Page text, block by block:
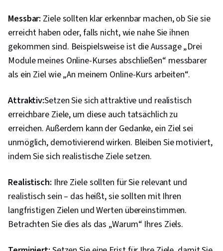
Proaktivität, Ethische Standards und
Verhaltensweisen, Beziehungsmanagement,
Strategische Partnerschaft, Selbst-
Bewusstsein, Organisatorische Struktur,
Organisatorische Effektivität, Analyse sozialer
Bildung von Gewohnheiten, Zielsetzung,
Emotionale Intelligenz, Konfliktmanagement,
Teamleitung, Gelassenheit, Stressbewältigung,
Deeskalationstechniken, Zusammenarbeit,
Produktivität
Messbar: Ziele sollten klar erkennbar machen, ob Sie sie
erreicht haben oder, falls nicht, wie nahe Sie ihnen
gekommen sind. Beispielsweise ist die Aussage „Drei
Module meines Online-Kurses abschließen“ messbarer
als ein Ziel wie „An meinem Online-Kurs arbeiten“.
Attraktiv:Setzen Sie sich attraktive und realistisch
erreichbare Ziele, um diese auch tatsächlich zu
erreichen. Außerdem kann der Gedanke, ein Ziel sei
unmöglich, demotivierend wirken. Bleiben Sie motiviert,
indem Sie sich realistische Ziele setzen.
Realistisch: Ihre Ziele sollten für Sie relevant und
realistisch sein – das heißt, sie sollten mit Ihren
langfristigen Zielen und Werten übereinstimmen.
Betrachten Sie dies als das „Warum“ Ihres Ziels.